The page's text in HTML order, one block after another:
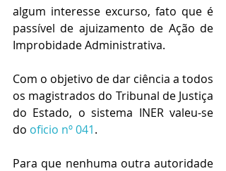
algum interesse excurso, fato que é
passível de ajuizamento de Ação de
Improbidade Administrativa.
Com o objetivo de dar ciência a todos
os magistrados do Tribunal de Justiça
do Estado, o sistema INER valeu-se
do oficio nº 041.
Para que nenhuma outra autoridade